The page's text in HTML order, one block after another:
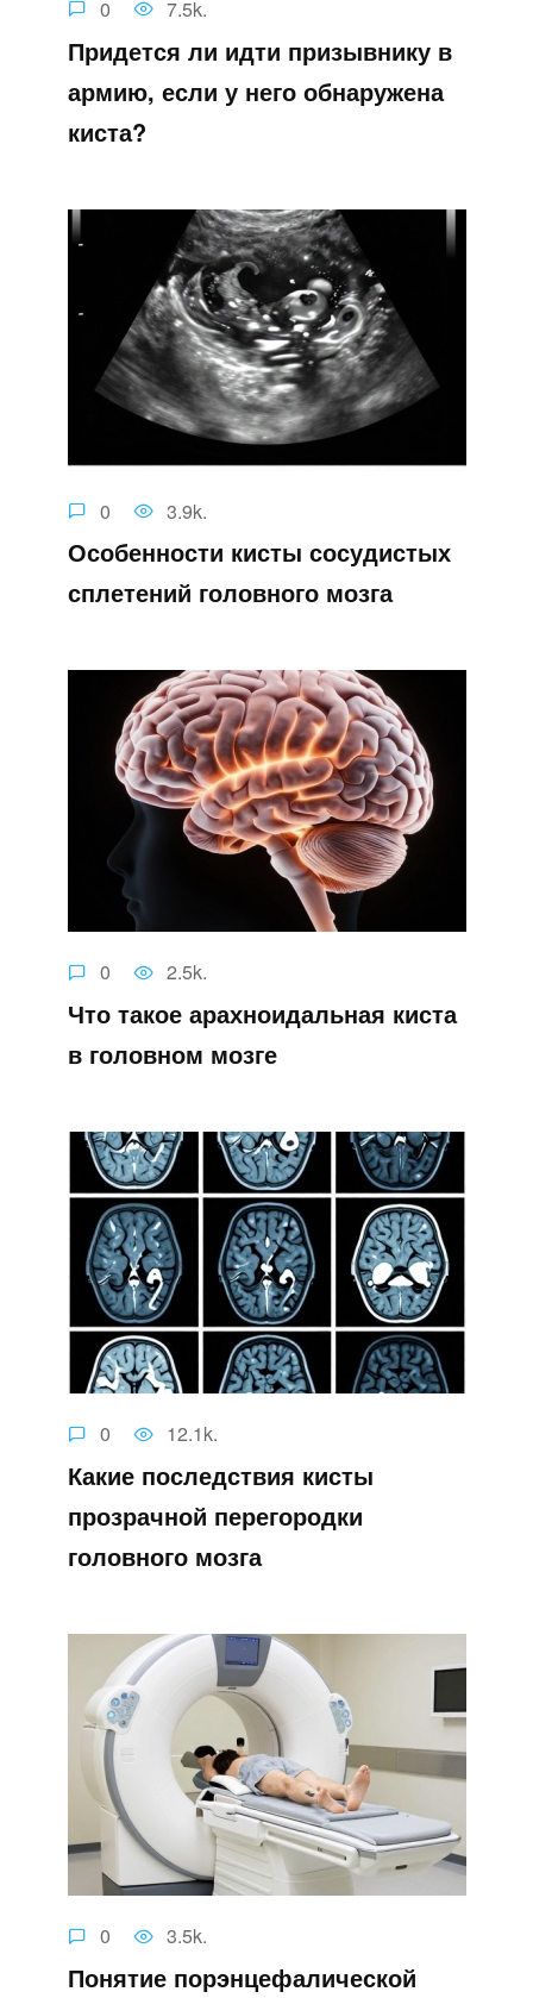
0 7.5k.
Придется ли идти призывнику в
армию, если у него обнаружена
киста?
0 3.9k.
Особенности кисты сосудистых
сплетений головного мозга
0 2.5k.
Что такое арахноидальная киста
в головном мозге
0 12.1k.
Какие последствия кисты
прозрачной перегородки
головного мозга
0 3.5k.
Понятие порэнцефалической